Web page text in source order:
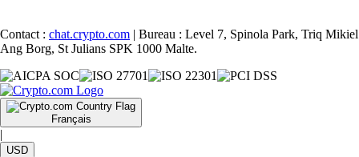
Contact : chat.crypto.com | Bureau : Level 7, Spinola Park, Triq Mikiel
Ang Borg, St Julians SPK 1000 Malte.
Français
|
USD